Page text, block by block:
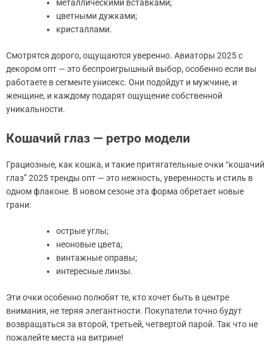
металлическими вставками;
цветными дужками;
кристаллами.
Смотрятся дорого, ощущаются уверенно. Авиаторы 2025 с
декором опт — это беспроигрышный выбор, особенно если вы
работаете в сегменте унисекс. Они подойдут и мужчине, и
женщине, и каждому подарят ощущение собственной
уникальности.
Кошачий глаз — ретро модели
Грациозные, как кошка, и такие притягательные очки “кошачий
глаз” 2025 тренды опт — это нежность, уверенность и стиль в
одном флаконе. В новом сезоне эта форма обретает новые
грани:
острые углы;
неоновые цвета;
винтажные оправы;
интересные линзы.
Эти очки особенно полюбят те, кто хочет быть в центре
внимания, не теряя элегантности. Покупатели точно будут
возвращаться за второй, третьей, четвертой парой. Так что не
пожалейте места на витрине!